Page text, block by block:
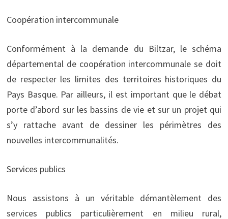
Coopération intercommunale
Conformément à la demande du Biltzar, le schéma
départemental de coopération intercommunale se doit
de respecter les limites des territoires historiques du
Pays Basque. Par ailleurs, il est important que le débat
porte d’abord sur les bassins de vie et sur un projet qui
s’y rattache avant de dessiner les périmètres des
nouvelles intercommunalités.
Services publics
Nous assistons à un véritable démantèlement des
services publics particulièrement en milieu rural,